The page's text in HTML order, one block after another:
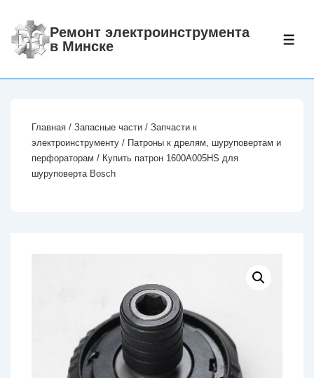
Перейти Ремонт электроинструмента
в Минске
Главная / Запасные части / Запчасти к
электроинструменту / Патроны к дрелям, шуруповертам и
перфораторам / Купить патрон 1600A005HS для
шуруповерта Bosch